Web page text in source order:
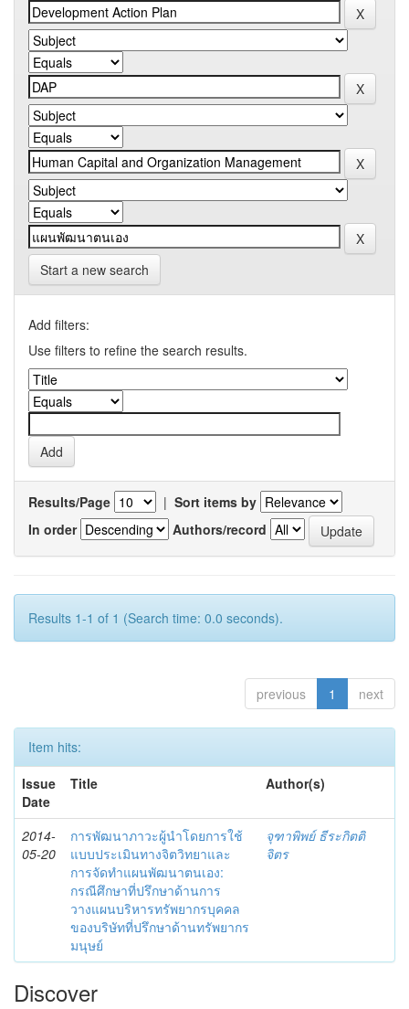
Start a new search
Add filters:
Use filters to refine the search results.
Results/Page | Sort items by
In order
Authors/record
Results 1-1 of 1 (Search time: 0.0 seconds).
previous 1 next
Item hits:
Issue
Date
Title Author(s)
2014-
05-20
การพัฒนาภาวะผู้นำโดยการใช้
แบบประเมินทางจิตวิทยาและ
การจัดทำแผนพัฒนาตนเอง:
กรณีศึกษาที่ปรึกษาด้านการ
วางแผนบริหารทรัพยากรบุคคล
ของบริษัทที่ปรึกษาด้านทรัพยากร
มนุษย์
จุฑาพิพย์ ธีระกิตติ
จิตร
Discover